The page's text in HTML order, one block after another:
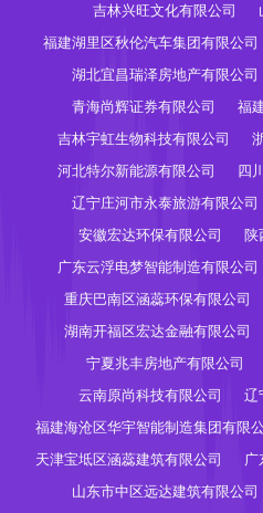
吉林兴旺文化有限公司
福建湖里区秋伦汽车集团有限公司
湖北宜昌瑞泽房地产有限公司
青海尚辉证券有限公司
福
吉林宇虹生物科技有限公司
河北特尔新能源有限公司
四
辽宁庄河市永泰旅游有限公司
安徽宏达环保有限公司
陕
广东云浮电梦智能制造有限公司
重庆巴南区涵蕊环保有限公司
湖南开福区宏达金融有限公司
宁夏兆丰房地产有限公司
云南原尚科技有限公司
辽
福建海沧区华宇智能制造集团有限
天津宝坻区涵蕊建筑有限公司
广
山东市中区远达建筑有限公司